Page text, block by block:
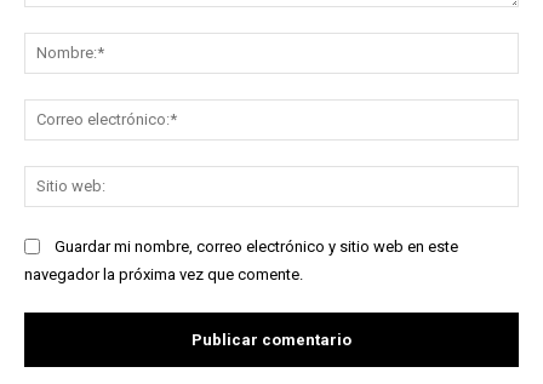
Guardar mi nombre, correo electrónico y sitio web en este
navegador la próxima vez que comente.